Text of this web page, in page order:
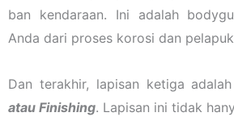
ban kendaraan. Ini adalah
Anda dari proses korosi dan
Dan terakhir, lapisan ketiga
atau Finishing. Lapisan ini tidak